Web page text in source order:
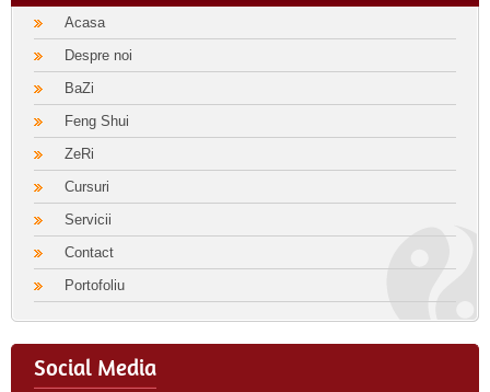
Acasa
Despre noi
BaZi
Feng Shui
ZeRi
Cursuri
Servicii
Contact
Portofoliu
Social Media